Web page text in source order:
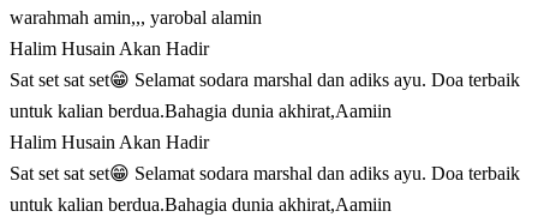
warahmah amin,,, yarobal alamin
Halim HusainAkan Hadir
Sat set sat set😁 Selamat sodara marshal dan adiks ayu. Doa terbaik
untuk kalian berdua.Bahagia dunia akhirat,Aamiin
Halim HusainAkan Hadir
Sat set sat set😁 Selamat sodara marshal dan adiks ayu. Doa terbaik
untuk kalian berdua.Bahagia dunia akhirat,Aamiin